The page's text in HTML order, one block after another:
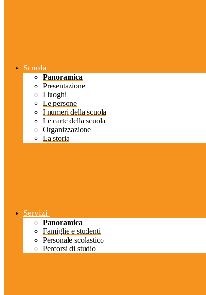
Scuola
Panoramica
Presentazione
I luoghi
Le persone
I numeri della scuola
Le carte della scuola
Organizzazione
La storia
Servizi
Panoramica
Famiglie e studenti
Personale scolastico
Percorsi di studio